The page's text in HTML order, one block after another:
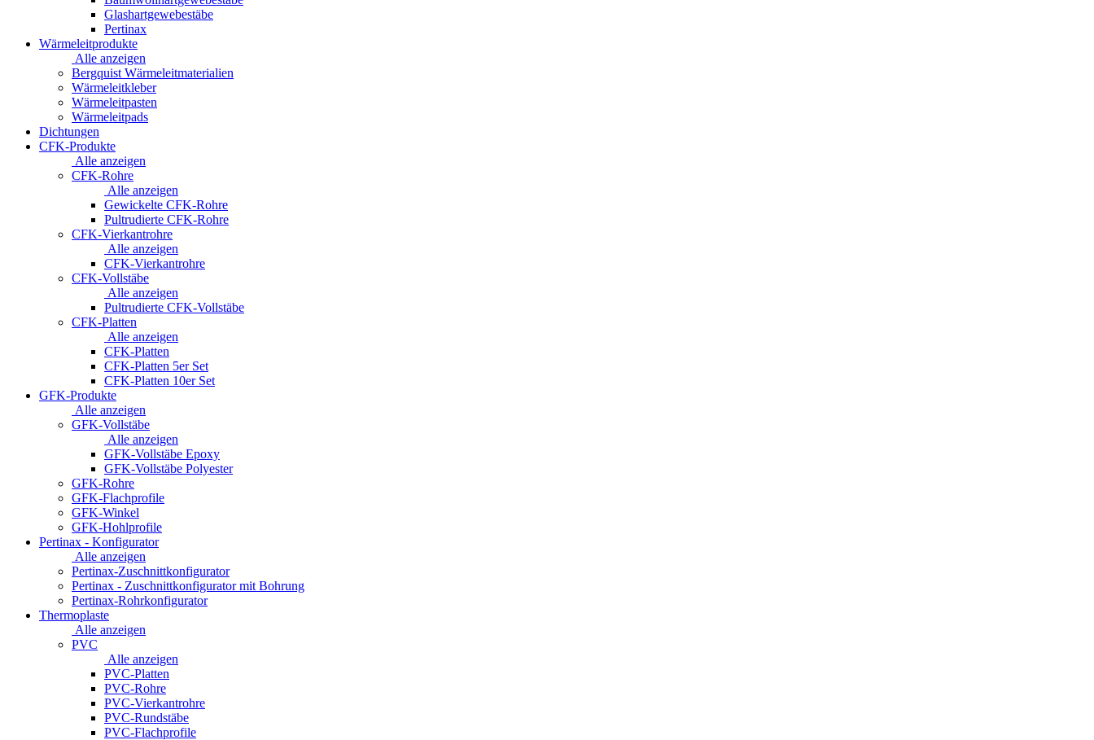
Glashartgewebestäbe
Pertinax
Wärmeleitprodukte
Alle anzeigen
Bergquist Wärmeleitmaterialien
Wärmeleitkleber
Wärmeleitpasten
Wärmeleitpads
Dichtungen
CFK-Produkte
Alle anzeigen
CFK-Rohre
Alle anzeigen
Gewickelte CFK-Rohre
Pultrudierte CFK-Rohre
CFK-Vierkantrohre
Alle anzeigen
CFK-Vierkantrohre
CFK-Vollstäbe
Alle anzeigen
Pultrudierte CFK-Vollstäbe
CFK-Platten
Alle anzeigen
CFK-Platten
CFK-Platten 5er Set
CFK-Platten 10er Set
GFK-Produkte
Alle anzeigen
GFK-Vollstäbe
Alle anzeigen
GFK-Vollstäbe Epoxy
GFK-Vollstäbe Polyester
GFK-Rohre
GFK-Flachprofile
GFK-Winkel
GFK-Hohlprofile
Pertinax - Konfigurator
Alle anzeigen
Pertinax-Zuschnittkonfigurator
Pertinax - Zuschnittkonfigurator mit Bohrung
Pertinax-Rohrkonfigurator
Thermoplaste
Alle anzeigen
PVC
Alle anzeigen
PVC-Platten
PVC-Rohre
PVC-Vierkantrohre
PVC-Rundstäbe
PVC-Flachprofile